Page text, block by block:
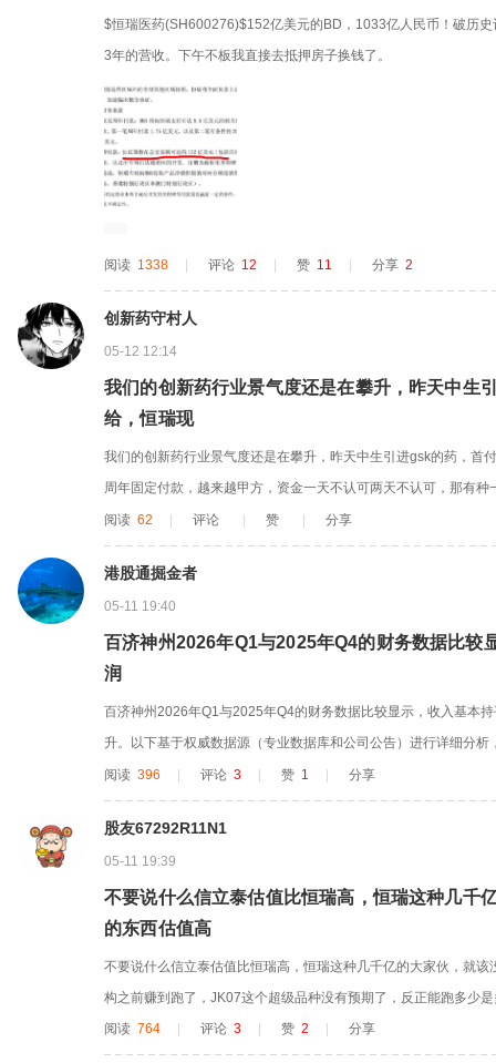
$恒瑞医药(SH600276)$152亿美元的BD，1033亿人民币！破历
3年的营收。下午不板我直接去抵押房子换钱了。
阅读 1338 评论 12 赞 11 分享 2
创新药守村人
05-12 12:14
我们的创新药行业景气度还是在攀升，昨天中生
给，恒瑞现
我们的创新药行业景气度还是在攀升，昨天中生引进gsk的药，首
周年固定付款，越来越甲方，资金一天不认可两天不认可，那有种
阅读 62 | 评论 | 赞 | 分享
港股通掘金者
05-11 19:40
百济神州2026年Q1与2025年Q4的财务数据比较
润
百济神州2026年Q1与2025年Q4的财务数据比较显示，收入基本
升。以下基于权威数据源（专业数据库和公司公告）进行详细分
（06160.HK）口径，优先使用最高权威度数据。 一、收入比较 1.
H）：2026年Q1为105.4亿元，2025年Q4为106.3亿元，环比微降
阅读 396 | 评论 3 | 赞 1 | 分享
股友67292R11N1
05-11 19:39
不要说什么信立泰估值比恒瑞高，恒瑞这种几千
的东西估值高
不要说什么信立泰估值比恒瑞高，恒瑞这种几千亿的大家伙，就
构之前赚到跑了，JK07这个超级品种没有预期了，反正能跑多少
泰现在的市销率已经略低于恒瑞了，而近两三年的营收增速会一
研产线一点不比恒瑞密度差，就是研发资金差不少，唯一的缺点
阅读 764 评论 3 赞 2 分享